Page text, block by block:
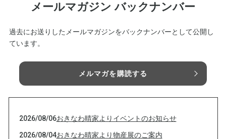
メールマガジン バックナンバー
過去にお送りしたメールマガジンをバックナンバーとして公開し
ています。
メルマガを購読する
2026/08/06おきなわ晴家よりイベントのお知らせ
2026/08/04おきなわ晴家より物産展のご案内